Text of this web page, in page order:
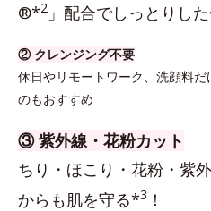
®*2 」配合でしっとりし
② クレンジング不要
休日やリモートワーク、洗顔料
のもおすすめ
③ 紫外線・花粉カット
ちり・ほこり・花粉・紫
からも肌を守る*3 ！